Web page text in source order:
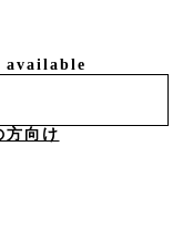
方向け